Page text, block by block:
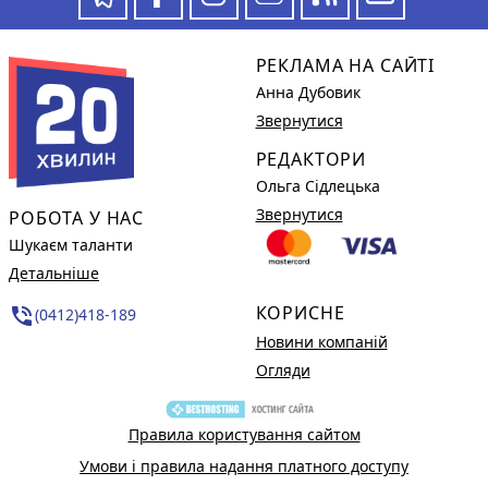
РОБОТА У НАС
Шукаєм таланти
Детальніше
phone_in_talk(0412)418-189
РЕКЛАМА НА САЙТІ
Анна Дубовик
Звернутися
РЕДАКТОРИ
Ольга Сідлецька
Звернутися
КОРИСНЕ
Новини компаній
Огляди
Правила користування сайтом
Умови і правила надання платного доступу